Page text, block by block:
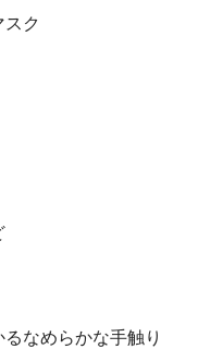
ク
なめらかな手触り